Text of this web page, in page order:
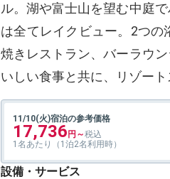
ル。湖や富士山を望む中庭
は全てレイクビュー。2つ
焼きレストラン、バーラウ
いしい食事と共に、リゾート
11/10(火)宿泊の参考価格
17,736
1名あたり（1泊2名利用時）
設備・サービス